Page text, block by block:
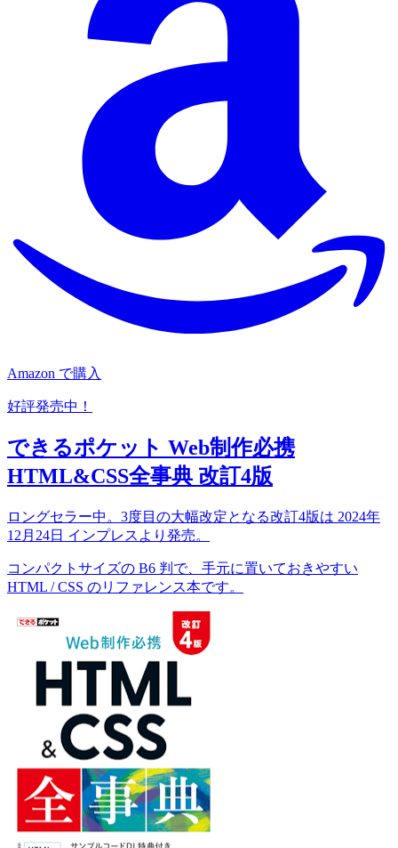
Amazon で購入
好評発売中！
できるポケット Web制作必携
HTML&CSS全事典 改訂4版
ロングセラー中。3度目の大幅改定となる改訂4版は 2024年
12月24日 インプレスより発売。
コンパクトサイズの B6 判で、手元に置いておきやすい
HTML / CSS のリファレンス本です。